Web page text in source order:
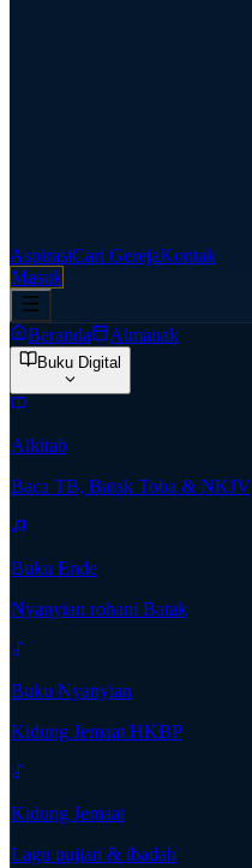
AspirasiCari GerejaKontak
Masuk
Beranda Almanak
Buku Digital
Alkitab
Baca TB, Batak Toba & NKJV
Buku Ende
Nyanyian rohani Batak
Buku Nyanyian
Kidung Jemaat HKBP
Kidung Jemaat
Lagu pujian & ibadah